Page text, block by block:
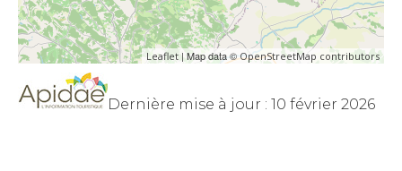
Leaflet | Map data ©OpenStreetMap contributors
Dernière mise à jour : 10 février 2026